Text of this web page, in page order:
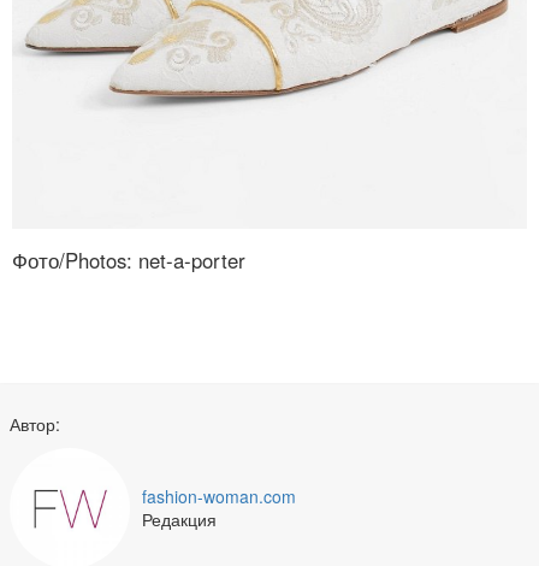
Фото/Photos: net-a-porter
Автор:
fashion-woman.com
Редакция